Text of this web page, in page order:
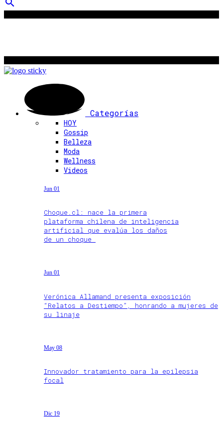
Categorías
HOY
Gossip
Belleza
Moda
Wellness
Videos
Jun 01
Choque.cl: nace la primera
plataforma chilena de inteligencia
artificial que evalúa los daños
de un choque
Jun 01
Verónica Allamand presenta exposición
“Relatos a Destiempo”, honrando a mujeres de
su linaje
May 08
Innovador tratamiento para la epilepsia
focal
Dic 19